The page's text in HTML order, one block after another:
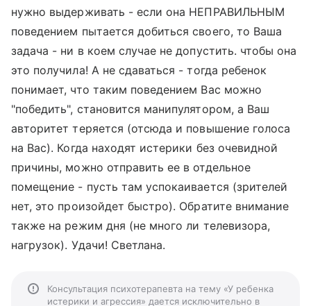
нужно выдерживать - если она НЕПРАВИЛЬНЫМ
поведением пытается добиться своего, то Ваша
задача - ни в коем случае не допустить. чтобы она
это получила! А не сдаваться - тогда ребенок
понимает, что таким поведением Вас можно
"победить", становится манипулятором, а Ваш
авторитет теряется (отсюда и повышение голоса
на Вас). Когда находят истерики без очевидной
причины, можно отправить ее в отдельное
помещение - пусть там успокаивается (зрителей
нет, это произойдет быстро). Обратите внимание
также на режим дня (не много ли телевизора,
нагрузок). Удачи! Светлана.
Консультация психотерапевта на тему «У ребенка
истерики и агрессия» дается исключительно в